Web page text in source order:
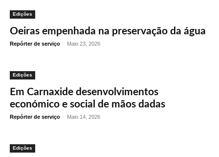
Edições
Oeiras empenhada na preservação da água
Repórter de serviço - Maio 23, 2026
Edições
Em Carnaxide desenvolvimentos
económico e social de mãos dadas
Repórter de serviço - Maio 14, 2026
Edições